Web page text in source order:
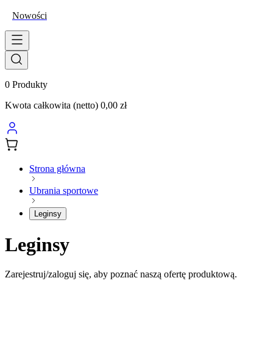
Nowości
0 Produkty
Kwota całkowita (netto) 0,00 zł
Strona główna
Ubrania sportowe
Leginsy
Leginsy
Zarejestruj/zaloguj się, aby poznać naszą ofertę produktową.